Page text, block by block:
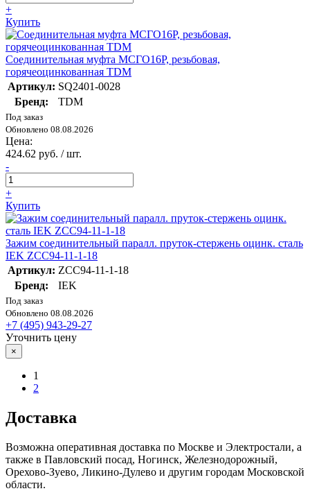
+
Купить
Соединительная муфта МСГО16Р, резьбовая,
горячеоцинкованная TDM
Артикул: SQ2401-0028
Бренд:
TDM
Под заказ
Обновлено 08.08.2026
Цена:
424.62 руб. / шт.
-
+
Купить
Зажим соединительный паралл. пруток-стержень оцинк. сталь
IEK ZCC94-11-1-18
Артикул: ZCC94-11-1-18
Бренд:
IEK
Под заказ
Обновлено 08.08.2026
+7 (495) 943-29-27
Уточнить цену
×
1
2
Доставка
Возможна оперативная доставка по Москве и Электростали, а
также в Павловский посад, Ногинск, Железнодорожный,
Орехово-Зуево, Ликино-Дулево и другим городам Московской
области.